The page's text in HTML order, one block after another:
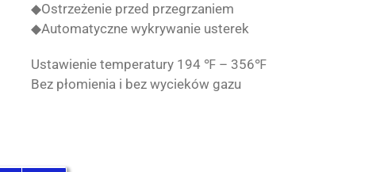
◆Ostrzeżenie przed przegrzaniem
◆Automatyczne wykrywanie usterek
Ustawienie temperatury 194 ℉ – 356℉
Bez płomienia i bez wycieków gazu